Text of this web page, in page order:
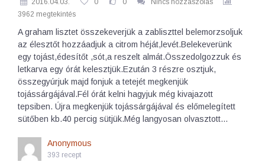
2016.04.03. 0 0
Nincs hozzászólás
3962 megtekintés
A graham lisztet összekeverjük a zabliszttel belemorzsoljuk
az élesztőt hozzáadjuk a citrom héját,levét.Belekeverünk
egy tojást,édesítőt ,sót,a reszelt almát.Összedolgozzuk és
letkarva egy órát kelesztjük.Ezután 3 részre osztjuk,
összegyúrjuk majd fonjuk a tetejét megkenjük
tojássárgájával.Fél órát kelni hagyjuk még kivajazott
tepsiben. Újra megkenjük tojássárgájával és előmelegített
sütőben kb.40 percig sütjük.Még langyosan olvasztott…
Anonymous
393 recept